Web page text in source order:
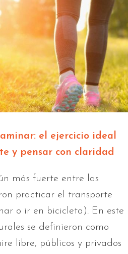
el ejercicio ideal
y pensar con claridad
más fuerte entre las
practicar el transporte
o ir en bicicleta). En este
se definieron como
libre, públicos y privados